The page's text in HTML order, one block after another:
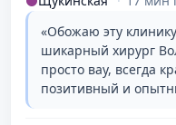
«Обожаю эту
шикарный хирург
просто вау, всегда
позитивный и